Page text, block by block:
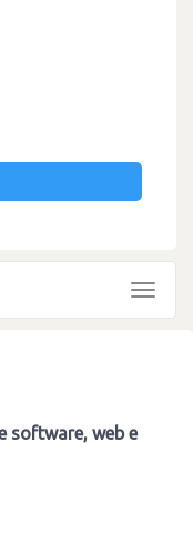
Toggle
software, web e